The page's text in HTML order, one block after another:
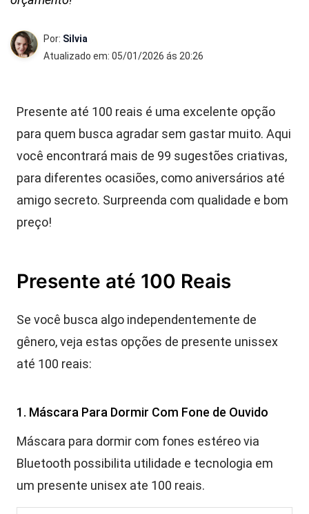
Por: Silvia
Atualizado em: 05/01/2026 ás 20:26
Presente até 100 reais é uma excelente opção
para quem busca agradar sem gastar muito. Aqui
você encontrará mais de 99 sugestões criativas,
para diferentes ocasiões, como aniversários até
amigo secreto. Surpreenda com qualidade e bom
preço!
Presente até 100 Reais
Se você busca algo independentemente de
gênero, veja estas opções de presente unissex
até 100 reais:
1. Máscara Para Dormir Com Fone de Ouvido
Máscara para dormir com fones estéreo via
Bluetooth possibilita utilidade e tecnologia em
um presente unisex ate 100 reais.